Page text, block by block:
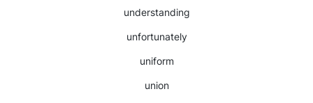
understanding
unfortunately
uniform
union